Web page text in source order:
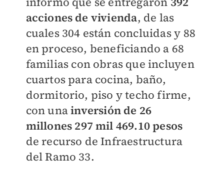
acciones de vivienda, de las
cuales 304 están concluidas y 88
en proceso, beneficiando a 68
familias con obras que incluyen
cuartos para cocina, baño,
dormitorio, piso y techo firme,
con unainversión de 26
millones 297 mil 469.10 pesos
de recurso de Infraestructura
del Ramo 33.